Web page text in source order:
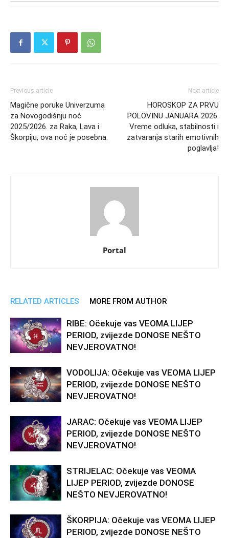
Previous article
Magične poruke Univerzuma
za Novogodišnju noć
2025/2026. za Raka, Lava i
Škorpiju, ova noć je posebna.
Next article
HOROSKOP ZA PRVU
POLOVINU JANUARA 2026.
Vreme odluka, stabilnosti i
zatvaranja starih emotivnih
poglavlja!
Portal
RELATED ARTICLES MORE FROM AUTHOR
RIBE: Očekuje vas VEOMA LIJEP
PERIOD, zvijezde DONOSE NEŠTO
NEVJEROVATNO!
VODOLIJA: Očekuje vas VEOMA LIJEP
PERIOD, zvijezde DONOSE NEŠTO
NEVJEROVATNO!
JARAC: Očekuje vas VEOMA LIJEP
PERIOD, zvijezde DONOSE NEŠTO
NEVJEROVATNO!
STRIJELAC: Očekuje vas VEOMA
LIJEP PERIOD, zvijezde DONOSE
NEŠTO NEVJEROVATNO!
ŠKORPIJA: Očekuje vas VEOMA LIJEP
PERIOD, zvijezde DONOSE NEŠTO